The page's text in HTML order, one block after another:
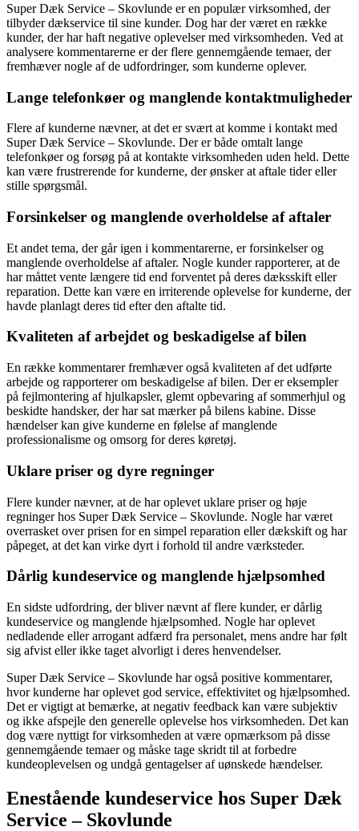
Super Dæk Service – Skovlunde er en populær virksomhed, der
tilbyder dækservice til sine kunder. Dog har der været en række
kunder, der har haft negative oplevelser med virksomheden. Ved at
analysere kommentarerne er der flere gennemgående temaer, der
fremhæver nogle af de udfordringer, som kunderne oplever.
Lange telefonkøer og manglende kontaktmuligheder
Flere af kunderne nævner, at det er svært at komme i kontakt med
Super Dæk Service – Skovlunde. Der er både omtalt lange
telefonkøer og forsøg på at kontakte virksomheden uden held. Dette
kan være frustrerende for kunderne, der ønsker at aftale tider eller
stille spørgsmål.
Forsinkelser og manglende overholdelse af aftaler
Et andet tema, der går igen i kommentarerne, er forsinkelser og
manglende overholdelse af aftaler. Nogle kunder rapporterer, at de
har måttet vente længere tid end forventet på deres dæksskift eller
reparation. Dette kan være en irriterende oplevelse for kunderne, der
havde planlagt deres tid efter den aftalte tid.
Kvaliteten af arbejdet og beskadigelse af bilen
En række kommentarer fremhæver også kvaliteten af det udførte
arbejde og rapporterer om beskadigelse af bilen. Der er eksempler
på fejlmontering af hjulkapsler, glemt opbevaring af sommerhjul og
beskidte handsker, der har sat mærker på bilens kabine. Disse
hændelser kan give kunderne en følelse af manglende
professionalisme og omsorg for deres køretøj.
Uklare priser og dyre regninger
Flere kunder nævner, at de har oplevet uklare priser og høje
regninger hos Super Dæk Service – Skovlunde. Nogle har været
overrasket over prisen for en simpel reparation eller dækskift og har
påpeget, at det kan virke dyrt i forhold til andre værksteder.
Dårlig kundeservice og manglende hjælpsomhed
En sidste udfordring, der bliver nævnt af flere kunder, er dårlig
kundeservice og manglende hjælpsomhed. Nogle har oplevet
nedladende eller arrogant adfærd fra personalet, mens andre har følt
sig afvist eller ikke taget alvorligt i deres henvendelser.
Super Dæk Service – Skovlunde har også positive kommentarer,
hvor kunderne har oplevet god service, effektivitet og hjælpsomhed.
Det er vigtigt at bemærke, at negativ feedback kan være subjektiv
og ikke afspejle den generelle oplevelse hos virksomheden. Det kan
dog være nyttigt for virksomheden at være opmærksom på disse
gennemgående temaer og måske tage skridt til at forbedre
kundeoplevelsen og undgå gentagelser af uønskede hændelser.
Enestående kundeservice hos Super Dæk
Service – Skovlunde